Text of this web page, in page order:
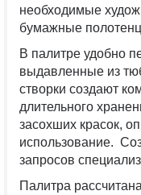
необходимые
бумажные
В палитре удобно
выдавленные из
створки создают
длительного
засохших красок,
использование.
запросов
Палитра